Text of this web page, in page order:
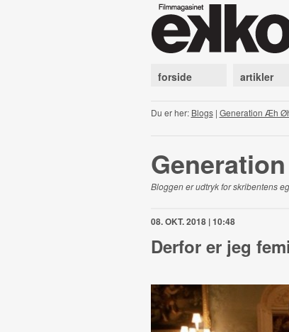
forside artikler
Du er her: Blogs| Generation Æh
Bloggen er udtryk for skribentens
08. OKT. 2018 | 10:48
Derfor er jeg